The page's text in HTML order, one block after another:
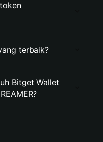
terbaik?
Bitget Wallet